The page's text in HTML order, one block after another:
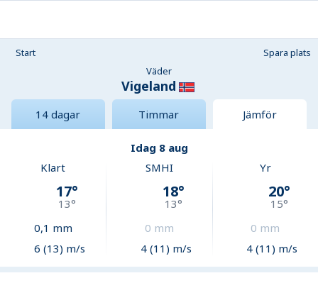
Start
Spara plats
Väder
Vigeland
14 dagar Timmar Jämför
Idag 8 aug
Klart
17°
13°
0,1 mm
6 (13) m/s
SMHI
18°
13°
0 mm
4 (11) m/s
Yr
20°
15°
0 mm
4 (11) m/s